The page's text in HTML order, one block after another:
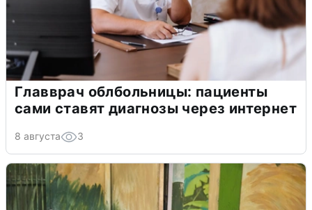
Главврач облбольницы: пациенты
сами ставят диагнозы через интернет
8 августа 3